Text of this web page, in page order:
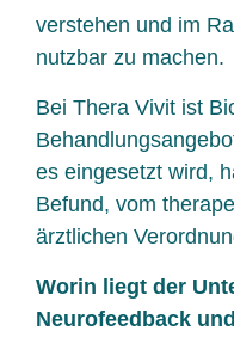
verstehen und im
nutzbar zu machen.
Bei Thera Vivit ist
es eingesetzt wird,
Befund, vom
ärztlichen
Worin liegt der
Neurofeedback